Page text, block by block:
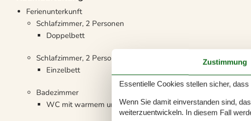
Ferienunterkunft
Schlafzimmer, 2 Personen
Doppelbett
Schlafzimmer, 2 Personen
Einzelbett
Badezimmer
WC mit warmem und kaltem Wasser, Dusche
Zustimmung
Essentielle Cookies stellen sicher,
Wenn Sie damit einverstanden sind,
weiterzuentwickeln. In diesem Fall